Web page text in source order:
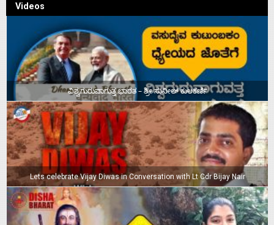
Videos
ವಿಶ್ವಗುರುವಾಗುತ್ತ ಭಾರತ – ಶ್ರೀ ಸುನೀಲ್‌ ಕುಲಕರ್ಣಿ
Lets celebrate Vijay Diwas in Conversation with Lt Cdr Bijay Nair